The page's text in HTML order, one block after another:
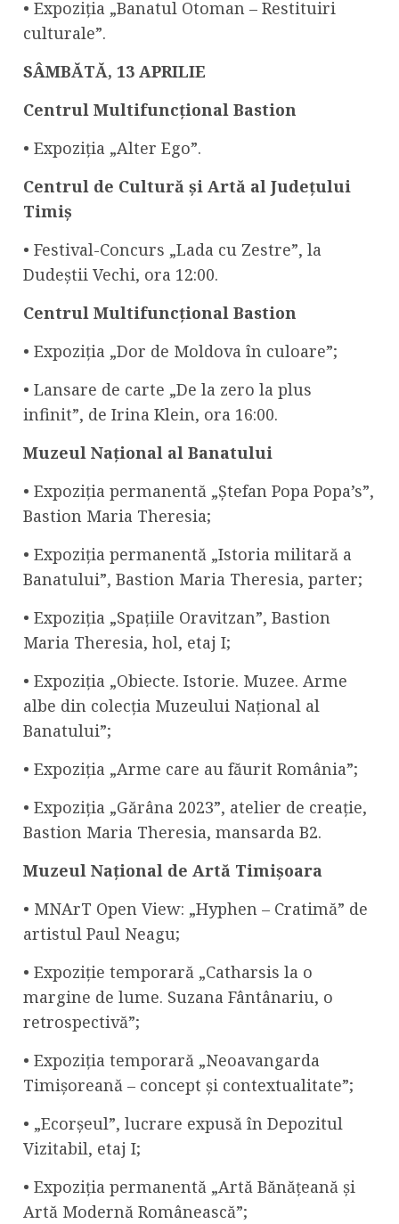
• Expoziția „Banatul Otoman – Restituiri
culturale”.
SÂMBĂTĂ, 13 APRILIE
Centrul Multifuncțional Bastion
• Expoziția „Alter Ego”.
Centrul de Cultură și Artă al Județului
Timiș
• Festival-Concurs „Lada cu Zestre”, la
Dudeștii Vechi, ora 12:00.
Centrul Multifuncțional Bastion
• Expoziția „Dor de Moldova în culoare”;
• Lansare de carte „De la zero la plus
infinit”, de Irina Klein, ora 16:00.
Muzeul Național al Banatului
• Expoziția permanentă „Ștefan Popa Popa’s”,
Bastion Maria Theresia;
• Expoziția permanentă „Istoria militară a
Banatului”, Bastion Maria Theresia, parter;
• Expoziția „Spațiile Oravitzan”, Bastion
Maria Theresia, hol, etaj I;
• Expoziția „Obiecte. Istorie. Muzee. Arme
albe din colecția Muzeului Național al
Banatului”;
• Expoziția „Arme care au făurit România”;
• Expoziția „Gărâna 2023”, atelier de creație,
Bastion Maria Theresia, mansarda B2.
Muzeul Național de Artă Timișoara
• MNArT Open View: „Hyphen – Cratimă” de
artistul Paul Neagu;
• Expoziție temporară „Catharsis la o
margine de lume. Suzana Fântânariu, o
retrospectivă”;
• Expoziția temporară „Neoavangarda
Timișoreană – concept și contextualitate”;
• „Ecorșeul”, lucrare expusă în Depozitul
Vizitabil, etaj I;
• Expoziția permanentă „Artă Bănățeană și
Artă Modernă Românească”;